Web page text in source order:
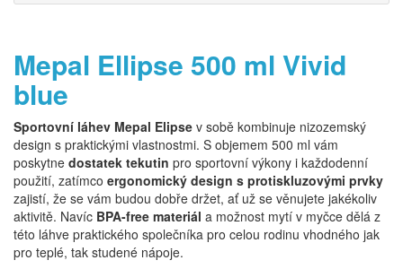
Mepal Ellipse 500 ml Vivid
blue
Sportovní láhev Mepal Elipse v sobě kombinuje nizozemský
design s praktickými vlastnostmi. S objemem 500 ml vám
poskytne dostatek tekutin pro sportovní výkony i každodenní
použití, zatímco ergonomický design s protiskluzovými prvky
zajistí, že se vám budou dobře držet, ať už se věnujete jakékoliv
aktivitě. Navíc BPA-free materiál a možnost mytí v myčce dělá z
této láhve praktického společníka pro celou rodinu vhodného jak
pro teplé, tak studené nápoje.